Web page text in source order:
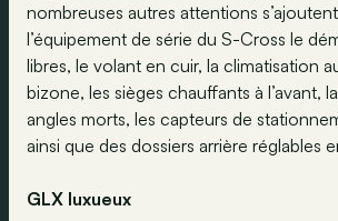
nombreuses autres attentions
l’équipement de série du S-Cross le
libres, le volant en cuir, la climatisation
bizone, les sièges chauffants à l’avant,
angles morts, les capteurs de
ainsi que des dossiers arrière réglables
GLX luxueux